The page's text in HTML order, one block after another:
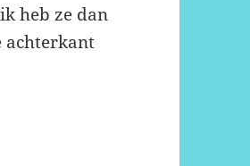
heb ze dan
achterkant